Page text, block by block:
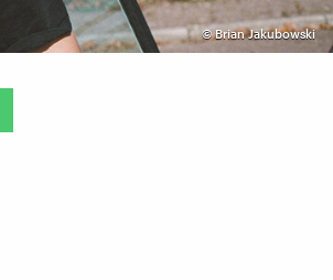
©Brian Jakubowski